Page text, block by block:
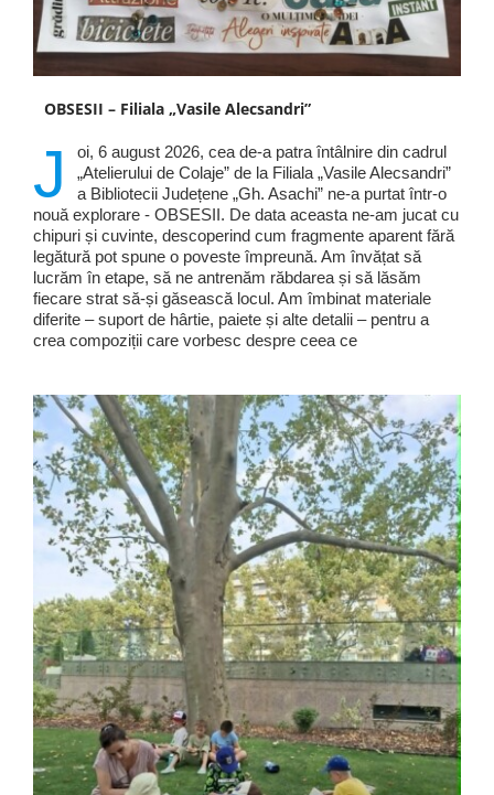
OBSESII – Filiala „Vasile Alecsandri”
J
oi, 6 august 2026, cea de-a patra întâlnire din cadrul
„Atelierului de Colaje” de la Filiala „Vasile Alecsandri”
a Bibliotecii Județene „Gh. Asachi” ne-a purtat într-o
nouă explorare - OBSESII. De data aceasta ne-am jucat cu
chipuri și cuvinte, descoperind cum fragmente aparent fără
legătură pot spune o poveste împreună. Am învățat să
lucrăm în etape, să ne antrenăm răbdarea și să lăsăm
fiecare strat să-și găsească locul. Am îmbinat materiale
diferite – suport de hârtie, paiete și alte detalii – pentru a
crea compoziții care vorbesc despre ceea ce